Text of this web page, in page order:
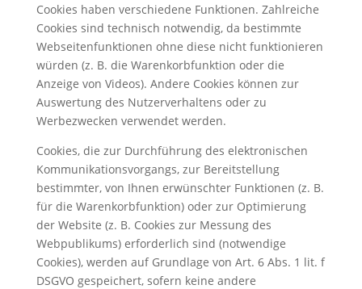
Cookies haben verschiedene Funktionen. Zahlreiche
Cookies sind technisch notwendig, da bestimmte
Webseitenfunktionen ohne diese nicht funktionieren
würden (z. B. die Warenkorbfunktion oder die
Anzeige von Videos). Andere Cookies können zur
Auswertung des Nutzerverhaltens oder zu
Werbezwecken verwendet werden.
Cookies, die zur Durchführung des elektronischen
Kommunikationsvorgangs, zur Bereitstellung
bestimmter, von Ihnen erwünschter Funktionen (z. B.
für die Warenkorbfunktion) oder zur Optimierung
der Website (z. B. Cookies zur Messung des
Webpublikums) erforderlich sind (notwendige
Cookies), werden auf Grundlage von Art. 6 Abs. 1 lit. f
DSGVO gespeichert, sofern keine andere